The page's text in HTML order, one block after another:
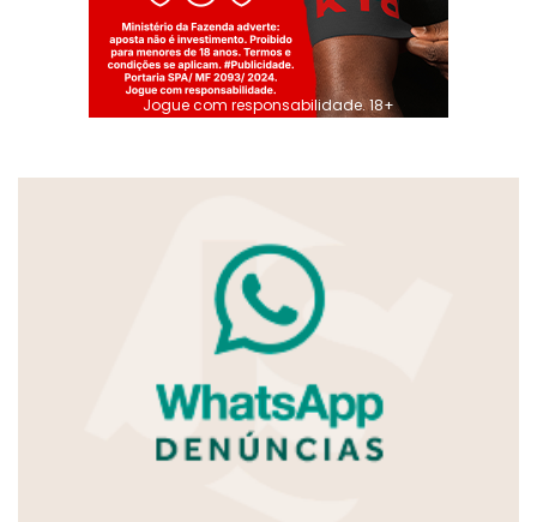
Jogue com responsabilidade. 18+